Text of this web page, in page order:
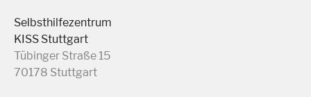
Selbsthilfezentrum
KISS Stuttgart
Tübinger Straße 15
70178 Stuttgart